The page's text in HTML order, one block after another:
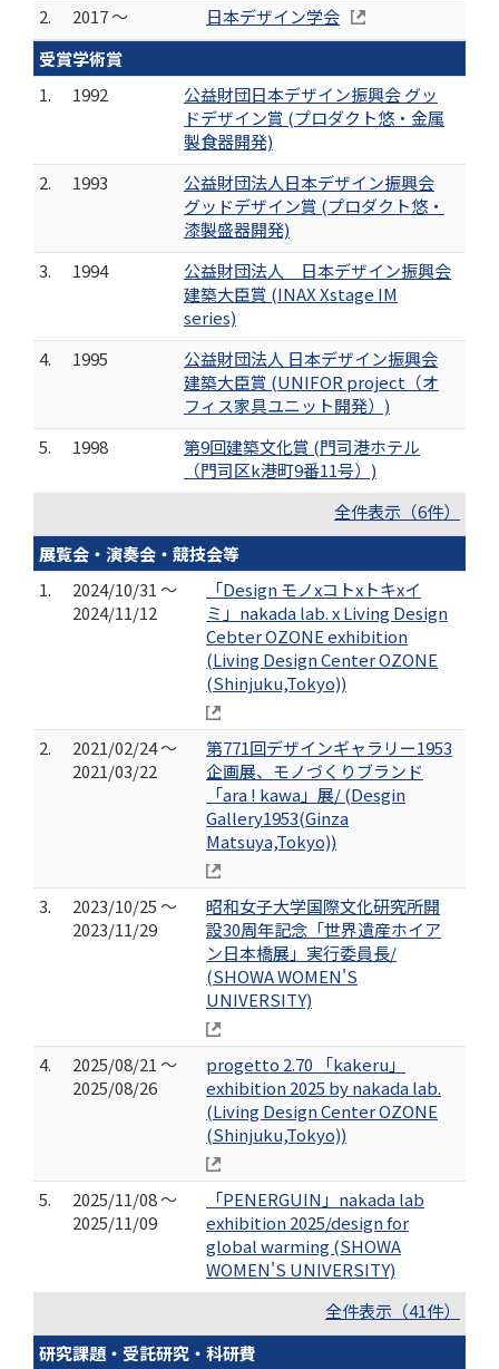
2. 2017 ～
日本デザイン学会
受賞学術賞
1.
1992
公益財団日本デザイン振興会 グッ
ドデザイン賞 (プロダクト悠・金属
製食器開発)
2.
1993
公益財団法人日本デザイン振興会
グッドデザイン賞 (プロダクト悠・
漆製盛器開発)
3.
1994
公益財団法人 日本デザイン振興会
建築大臣賞 (INAX Xstage IM
series)
4.
1995
公益財団法人 日本デザイン振興会
建築大臣賞 (UNIFOR project（オ
フィス家具ユニット開発）)
5.
1998
第9回建築文化賞 (門司港ホテル
（門司区k港町9番11号）)
全件表示（6件）
展覧会・演奏会・競技会等
1.
2024/10/31 ～
2024/11/12
「Design モノxコトxトキxイ
ミ」nakada lab. x Living Design
Cebter OZONE exhibition
(Living Design Center OZONE
(Shinjuku,Tokyo))
2.
2021/02/24 ～
2021/03/22
第771回デザインギャラリー1953
企画展、モノづくりブランド
「ara ! kawa」展/ (Desgin
Gallery1953(Ginza
Matsuya,Tokyo))
3.
2023/10/25 ～
2023/11/29
昭和女子大学国際文化研究所開
設30周年記念「世界遺産ホイア
ン日本橋展」実行委員長/
(SHOWA WOMEN'S
UNIVERSITY)
4.
2025/08/21 ～
2025/08/26
progetto 2.70 「kakeru」
exhibition 2025 by nakada lab.
(Living Design Center OZONE
(Shinjuku,Tokyo))
5.
2025/11/08 ～
2025/11/09
「PENERGUIN」nakada lab
exhibition 2025/design for
global warming (SHOWA
WOMEN'S UNIVERSITY)
全件表示（41件）
研究課題・受託研究・科研費